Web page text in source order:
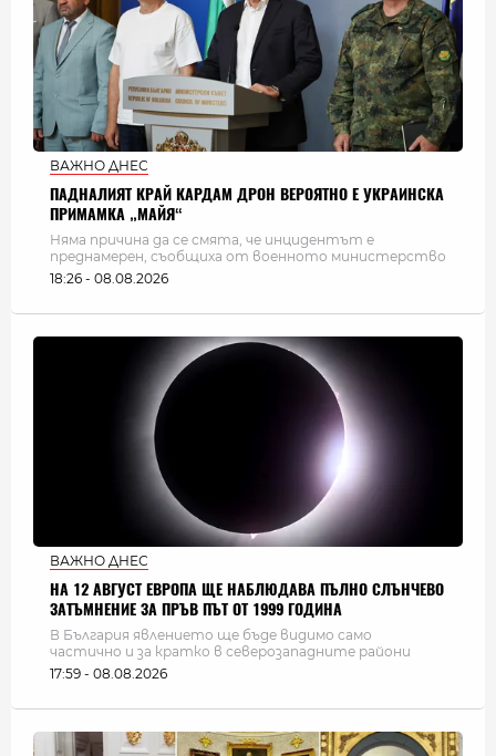
ВАЖНО ДНЕС
ПАДНАЛИЯТ КРАЙ КАРДАМ ДРОН ВЕРОЯТНО Е УКРАИНСКА
ПРИМАМКА „МАЙЯ“
Няма причина да се смята, че инцидентът е
преднамерен, съобщиха от военното министерство
18:26 - 08.08.2026
ВАЖНО ДНЕС
НА 12 АВГУСТ ЕВРОПА ЩЕ НАБЛЮДАВА ПЪЛНО СЛЪНЧЕВО
ЗАТЪМНЕНИЕ ЗА ПРЪВ ПЪТ ОТ 1999 ГОДИНА
В България явлението ще бъде видимо само
частично и за кратко в северозападните райони
17:59 - 08.08.2026